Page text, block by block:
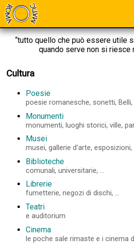
“tutto quello che può essere utile
quando serve non si riesce
Cultura
Poesie
poesie romanesche, sonetti,
Monumenti
monumenti, luoghi storici, ville,
Musei
musei, gallerie d'arte, esposizioni,
Biblioteche
comunali, universitarie, ...
Librerie
fumetterie, negozi di dischi, ...
Teatri
e auditorium
Cinema
le poche sale rimaste e i cinema